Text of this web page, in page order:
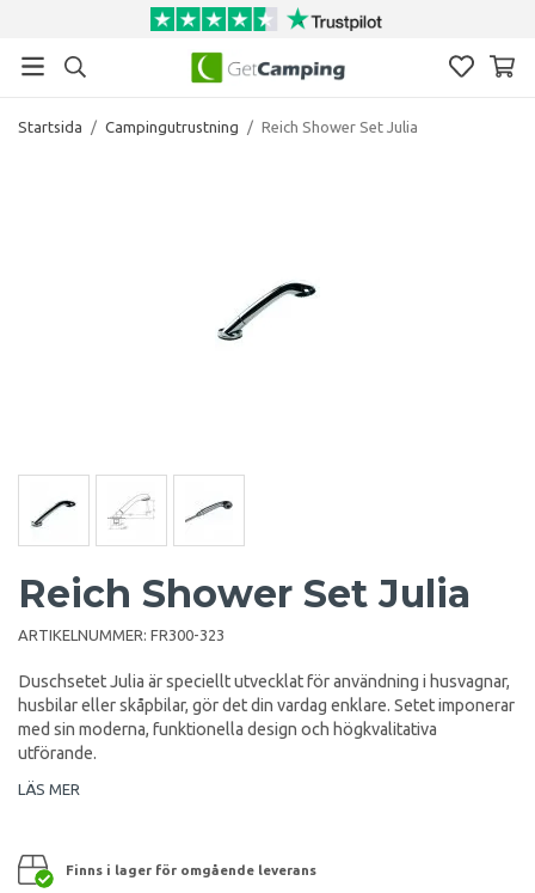
Startsida / Campingutrustning / Reich Shower Set Julia
Reich Shower Set Julia
ARTIKELNUMMER: FR300-323
Duschsetet Julia är speciellt utvecklat för användning i husvagnar,
husbilar eller skåpbilar, gör det din vardag enklare. Setet imponerar
med sin moderna, funktionella design och högkvalitativa
utförande.
LÄS MER
Finns i lager för omgående leverans